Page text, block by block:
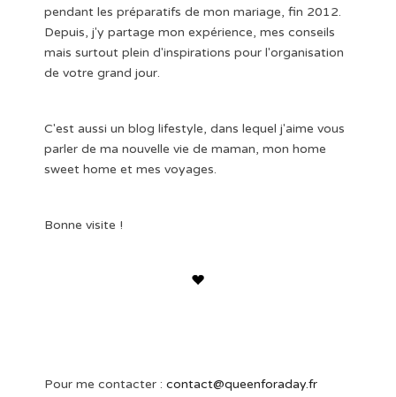
pendant les préparatifs de mon mariage, fin 2012.
Depuis, j'y partage mon expérience, mes conseils
mais surtout plein d'inspirations pour l'organisation
de votre grand jour.
C'est aussi un blog lifestyle, dans lequel j'aime vous
parler de ma nouvelle vie de maman, mon home
sweet home et mes voyages.
Bonne visite !
Pour me contacter : contact@queenforaday.fr